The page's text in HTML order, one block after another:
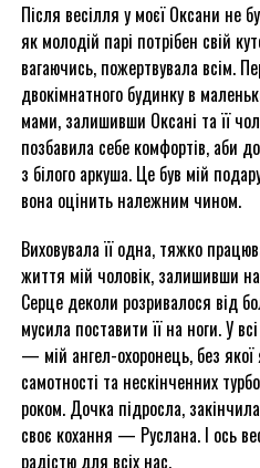
Після весілля у моєї Оксани не
як молодій парі потрібен свій
вагаючись, пожертвувала всім.
двокімнатного будинку в
мами, залишивши Оксані та її
позбавила себе комфортів, аби
з білого аркуша. Це був мій
вона оцінить належним чином.
Виховувала її одна, тяжко
життя мій чоловік, залишивши
Серце деколи розривалося від
мусила поставити її на ноги. У
— мій ангел-охоронець, без якої
самотності та нескінченних
роком. Дочка підросла, закінчила
своє кохання — Руслана. І ось
радістю для всіх нас.